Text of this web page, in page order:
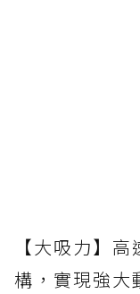
【大吸力】
構，實現強大